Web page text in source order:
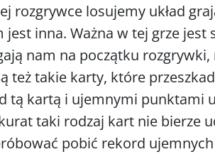
rozgrywce losujemy układ
inna. Ważna w tej grze jest
nam na początku rozgrywki,
też takie karty, które
tą kartą i ujemnymi punktami
taki rodzaj kart nie bierze
pobić rekord